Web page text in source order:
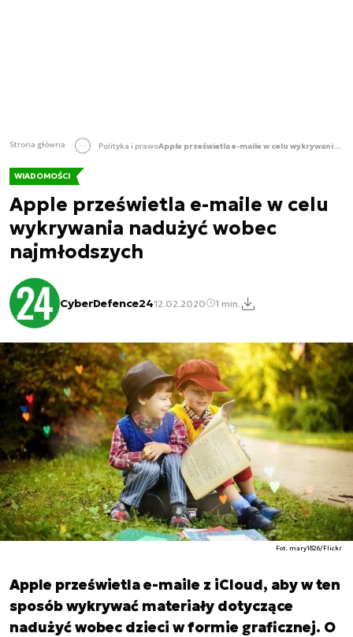
Strona główna Polityka i prawo Apple prześwietla e-maile w celu wykrywania nadużyć wobec najmłodszych
WIADOMOŚCI
Apple prześwietla e-maile w celu
wykrywania nadużyć wobec
najmłodszych
CyberDefence2412.02.2020 1 min.
Fot. mary1826/Flickr
Apple prześwietla e-maile z iCloud, aby w ten
sposób wykrywać materiały dotyczące
nadużyć wobec dzieci w formie graficznej. O